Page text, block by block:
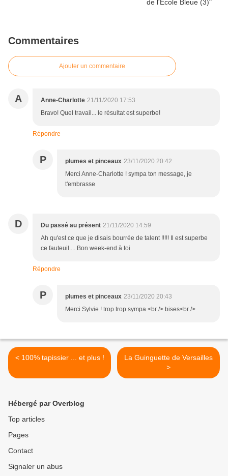
Commentaires
Ajouter un commentaire
A Anne-Charlotte 21/11/2020 17:53
Bravo! Quel travail... le résultat est superbe!
Répondre
P plumes et pinceaux 23/11/2020 20:42
Merci Anne-Charlotte ! sympa ton message, je
t'embrasse
D Du passé au présent 21/11/2020 14:59
Ah qu'est ce que je disais bourrée de talent !!!!! Il est superbe
ce fauteuil.... Bon week-end à toi
Répondre
P plumes et pinceaux 23/11/2020 20:43
Merci Sylvie ! trop trop sympa <br /> bises<br />
< 100% tapissier ... et plus !
La Guinguette de Versailles
>
Hébergé par Overblog
Top articles
Pages
Contact
Signaler un abus